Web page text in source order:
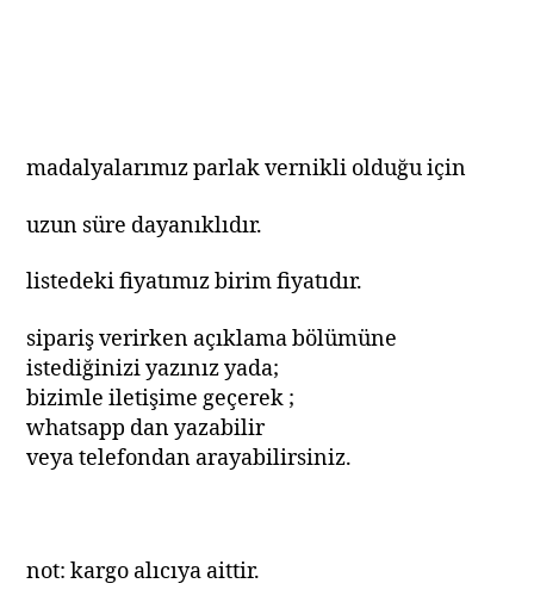
madalyalarımız parlak vernikli olduğu için
uzun süre dayanıklıdır.
listedeki fiyatımız birim fiyatıdır.
sipariş verirken açıklama bölümüne
istediğinizi yazınız yada;
bizimle iletişime geçerek ;
whatsapp dan yazabilir
veya telefondan arayabilirsiniz.
not: kargo alıcıya aittir.